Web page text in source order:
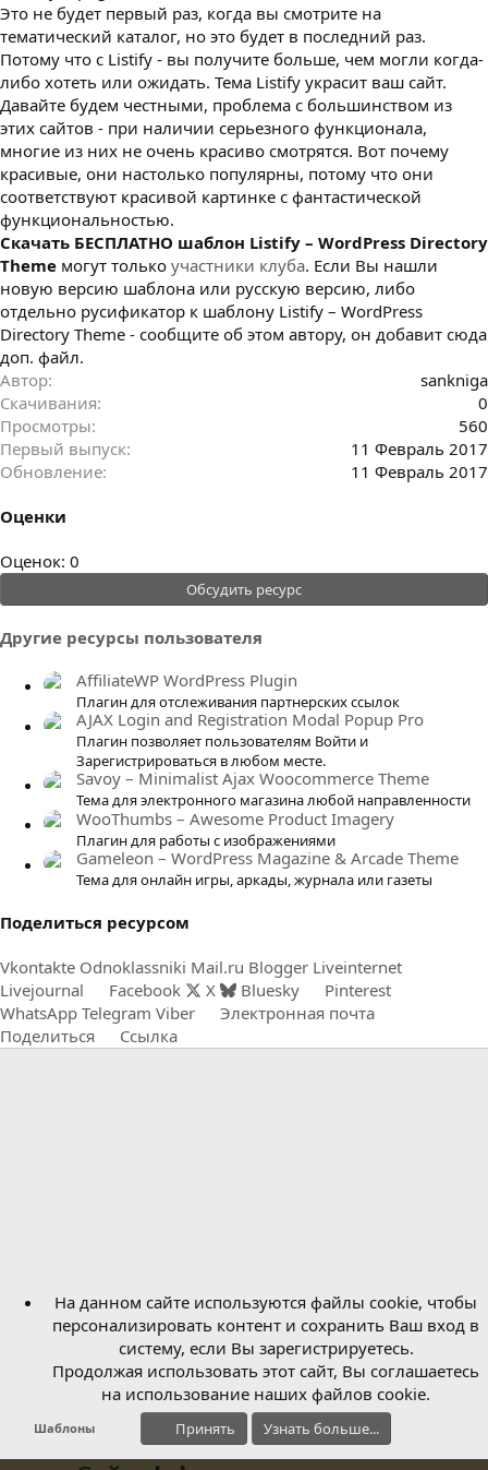
з
д
а
и
я
Это не будет первый раз, когда вы смотрите на
тематический каталог, но это будет в последний раз.
Потому что с Listify - вы получите больше, чем могли когда-
либо хотеть или ожидать. Тема Listify украсит ваш сайт.
Давайте будем честными, проблема с большинством из
этих сайтов - при наличии серьезного функционала,
многие из них не очень красиво смотрятся. Вот почему
красивые, они настолько популярны, потому что они
соответствуют красивой картинке с фантастической
функциональностью.
Cкачать БЕСПЛАТНО шаблон Listify – WordPress Directory
Theme могут только участники клуба. Если Вы нашли
новую версию шаблона или русскую версию, либо
отдельно русификатор к шаблону Listify – WordPress
Directory Theme - сообщите об этом автору, он добавит сюда
доп. файл.
Автор
sankniga
Скачивания
0
Просмотры
560
Первый выпуск
11 Февраль 2017
Обновление
11 Февраль 2017
Оценки
0
.
0
0
з
Оценок: 0
Обсудить ресурс
Другие ресурсы пользователя
AffiliateWP WordPress Plugin
Плагин для отслеживания партнерских ссылок
AJAX Login and Registration Modal Popup Pro
Плагин позволяет пользователям Войти и
Зарегистрироваться в любом месте.
Savoy – Minimalist Ajax Woocommerce Theme
Тема для электронного магазина любой направленности
WooThumbs – Awesome Product Imagery
Плагин для работы с изображениями
Gameleon – WordPress Magazine & Arcade Theme
Тема для онлайн игры, аркады, журнала или газеты
Поделиться ресурсом
Vkontakte Odnoklassniki Mail.ru Blogger Liveinternet
Livejournal
Facebook X Bluesky
Pinterest
WhatsApp Telegram Viber
Электронная почта
Поделиться
Ссылка
Шаблоны
На данном сайте используются файлы cookie, чтобы
персонализировать контент и сохранить Ваш вход в
систему, если Вы зарегистрируетесь.
Продолжая использовать этот сайт, Вы соглашаетесь
на использование наших файлов cookie.
Принять Узнать больше...